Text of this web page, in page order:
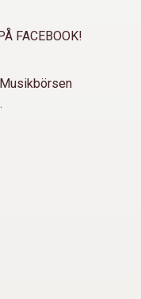
FACEBOOK!